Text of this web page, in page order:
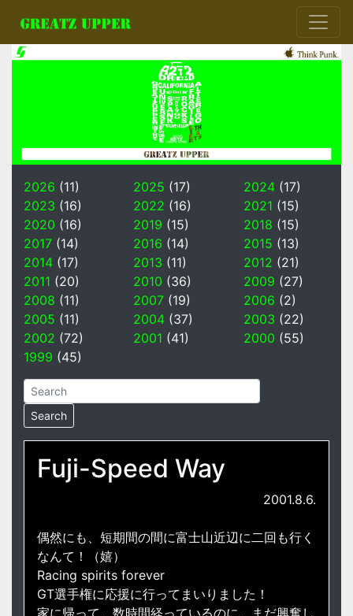
2026 (11) 2025 (17) 2024(17)
2023 (16) 2022 (16) 2021 (15)
2020 (16) 2019 (15) 2018 (15)
2017 (14) 2016 (14) 2015 (13)
2014 (17) 2013 (11) 2012 (21)
2011 (20) 2010 (36) 2009 (27)
2008 (11) 2007 (19) 2006 (2)
2005 (11) 2004 (37) 2003 (22)
2002 (72) 2001 (41) 2000 (55)
1999 (45)
Fuji-Speed Way
2001.8.6.
偶然にも、短期間の間に富士山近辺に二回も行く
なんて！（嬉）
Racing spirits forever
GT選手権に応援に行ってまいりました！